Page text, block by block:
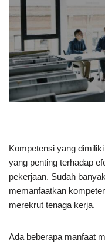
Kompetensi yang
yang penting terhadap
pekerjaan. Sudah
memanfaatkan
merekrut tenaga kerja.
Ada beberapa manfaat